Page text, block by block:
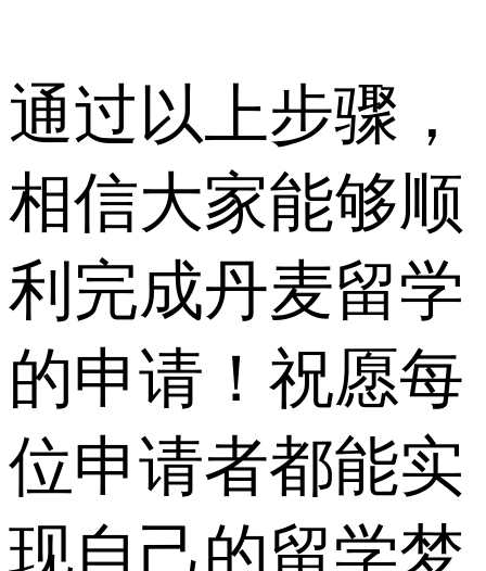
通过以上步骤，
相信大家能够顺
利完成丹麦留学
的申请！祝愿每
位申请者都能实
现自己的留学梦